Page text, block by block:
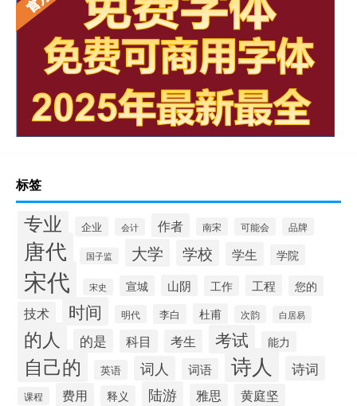
标签
专业 企业 会计 作者 南宋 可能会 品牌
唐代 国子监 大学 学校 学生 学院
宋代 宋史 宣城 山阴 工作 工程 您的
技术 时间 明代 李白 杜甫 次韵 白居易
的人 的是 科目 考生 考试 能力
自己的 英语 词人 词语 诗人 诗词
课程 费用 释义 陆游 雅思 黄庭坚